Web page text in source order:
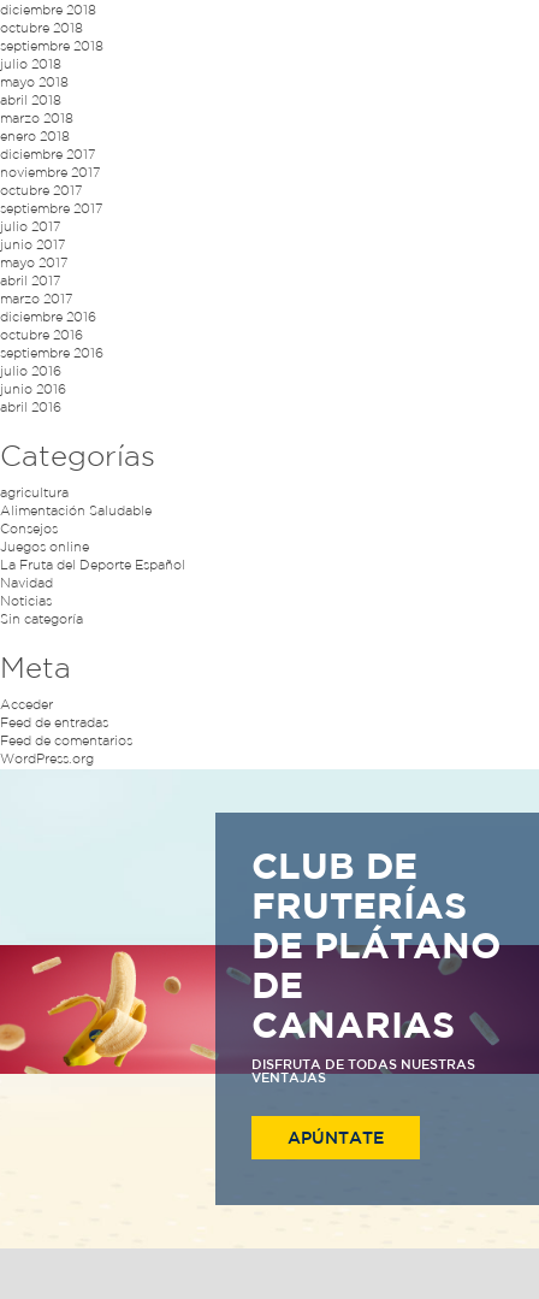
diciembre 2018
octubre 2018
septiembre 2018
julio 2018
mayo 2018
abril 2018
marzo 2018
enero 2018
diciembre 2017
noviembre 2017
octubre 2017
septiembre 2017
julio 2017
junio 2017
mayo 2017
abril 2017
marzo 2017
diciembre 2016
octubre 2016
septiembre 2016
julio 2016
junio 2016
abril 2016
Categorías
agricultura
Alimentación Saludable
Consejos
Juegos online
La Fruta del Deporte Español
Navidad
Noticias
Sin categoría
Meta
Acceder
Feed de entradas
Feed de comentarios
WordPress.org
CLUB DE
FRUTERÍAS
DE PLÁTANO
DE
CANARIAS
DISFRUTA DE TODAS NUESTRAS
VENTAJAS
APÚNTATE